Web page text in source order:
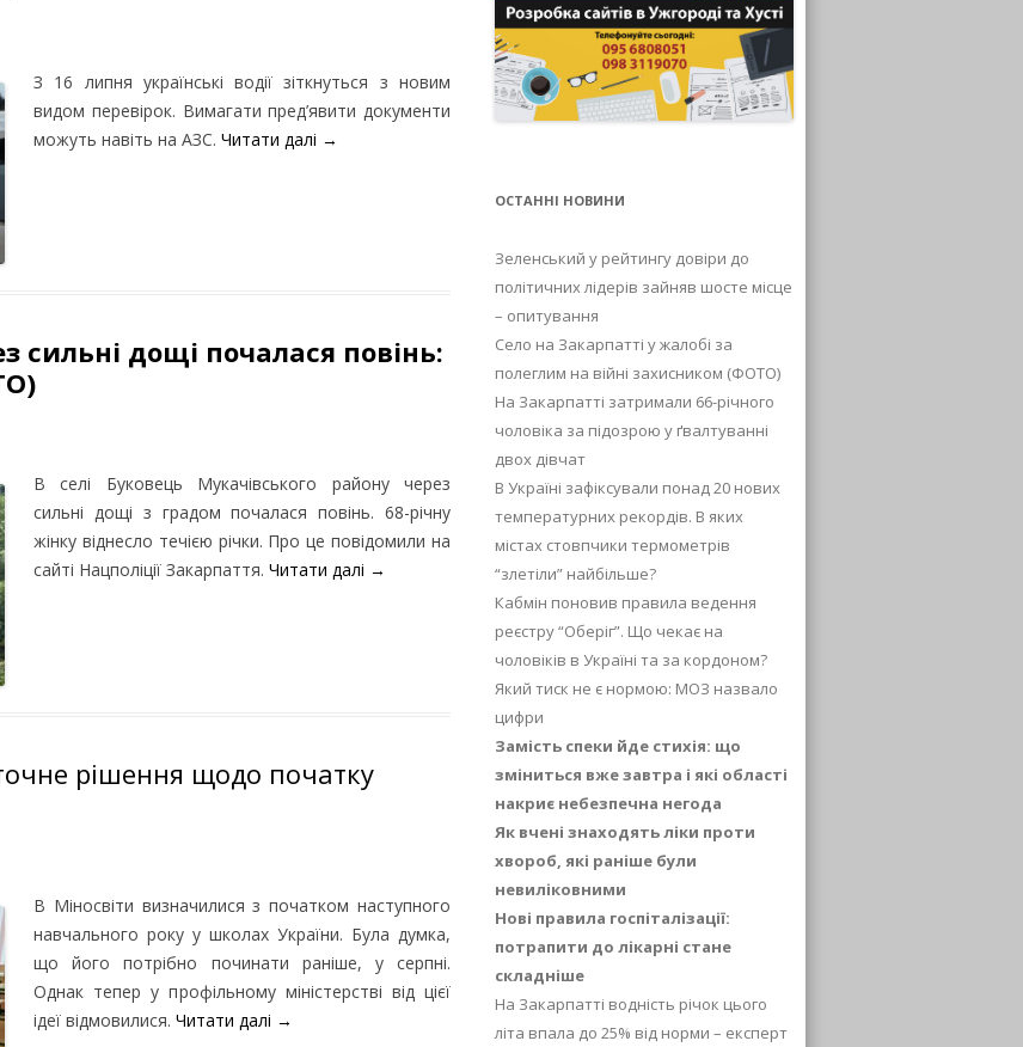
З 16 липня українські водії зіткнуться з новим
видом перевірок. Вимагати пред’явити документи
можуть навіть на АЗС. Читати далі →
сильні дощі почалася повінь:
В селі Буковець Мукачівського району через
сильні дощі з градом почалася повінь. 68-річну
жінку віднесло течією річки. Про це повідомили на
сайті Нацполіції Закарпаття. Читати далі →
рішення щодо початку
В Міносвіти визначилися з початком наступного
навчального року у школах України. Була думка,
що його потрібно починати раніше, у серпні.
Однак тепер у профільному міністерстві від цієї
ідеї відмовилися. Читати далі →
ОСТАННІ НОВИНИ
Зеленський у рейтингу довіри до
політичних лідерів зайняв шосте місце
– опитування
Село на Закарпатті у жалобі за
полеглим на війні захисником (ФОТО)
На Закарпатті затримали 66-річного
чоловіка за підозрою у ґвалтуванні
двох дівчат
В Україні зафіксували понад 20 нових
температурних рекордів. В яких
містах стовпчики термометрів
“злетіли” найбільше?
Кабмін поновив правила ведення
реєстру “Оберіг”. Що чекає на
чоловіків в Україні та за кордоном?
Який тиск не є нормою: МОЗ назвало
цифри
Замість спеки йде стихія: що
зміниться вже завтра і які області
накриє небезпечна негода
Як вчені знаходять ліки проти
хвороб, які раніше були
невиліковними
Нові правила госпіталізації:
потрапити до лікарні стане
складніше
На Закарпатті водність річок цього
літа впала до 25% від норми – експерт